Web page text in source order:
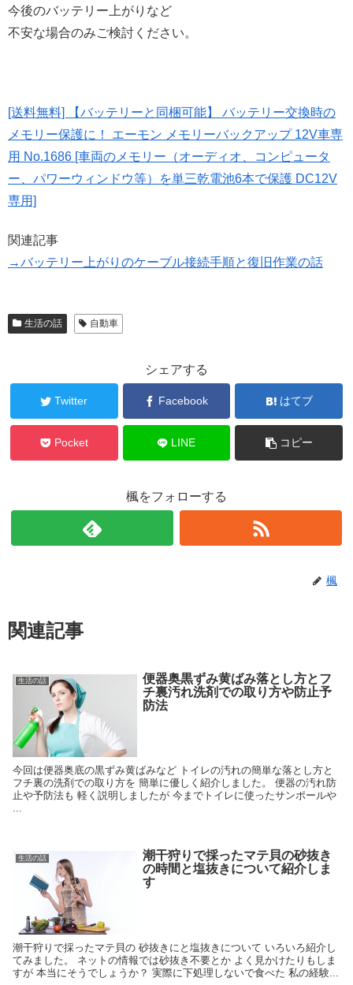
今後のバッテリー上がりなど
不安な場合のみご検討ください。
[送料無料] 【バッテリーと同梱可能】 バッテリー交換時の
メモリー保護に！ エーモン メモリーバックアップ 12V車専
用 No.1686 [車両のメモリー（オーディオ、コンピュータ
ー、パワーウィンドウ等）を単三乾電池6本で保護 DC12V
専用]
関連記事
→バッテリー上がりのケーブル接続手順と復旧作業の話
生活の話 自動車
シェアする
Twitter Facebook はてブ
Pocket LINE コピー
楓をフォローする
楓
関連記事
生活の話
便器奥黒ずみ黄ばみ落とし方とフ
チ裏汚れ洗剤での取り方や防止予
防法
今回は便器奥底の黒ずみ黄ばみなど トイレの汚れの簡単な落とし方と
フチ裏の洗剤での取り方を 簡単に優しく紹介しました。 便器の汚れ防
止や予防法も 軽く説明しましたが 今までトイレに使ったサンポールや
...
生活の話
潮干狩りで採ったマテ貝の砂抜き
の時間と塩抜きについて紹介しま
す
潮干狩りで採ったマテ貝の 砂抜きにと塩抜きについて いろいろ紹介し
てみました。 ネットの情報では砂抜き不要とか よく見かけたりもしま
すが 本当にそうでしょうか？ 実際に下処理しないで食べた 私の経験...